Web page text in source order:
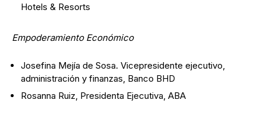
Hotels & Resorts
Empoderamiento Económico
Josefina Mejía de Sosa. Vicepresidente ejecutivo,
administración y finanzas, Banco BHD
Rosanna Ruiz, Presidenta Ejecutiva, ABA